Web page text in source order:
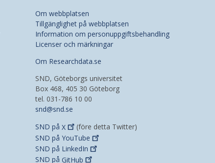
Om webbplatsen
Tillgänglighet på webbplatsen
Information om personuppgiftsbehandling
Licenser och märkningar
Om Researchdata.se
SND, Göteborgs universitet
Box 468, 405 30 Göteborg
tel. 031-786 10 00
snd@snd.se
SND på X
(före detta Twitter)
SND på YouTube
SND på LinkedIn
SND på GitHub